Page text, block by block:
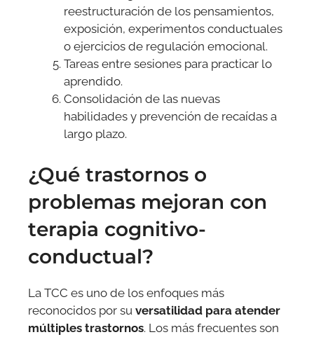
reestructuración de los pensamientos,
exposición, experimentos conductuales
o ejercicios de regulación emocional.
Tareas entre sesiones para practicar lo
aprendido.
Consolidación de las nuevas
habilidades y prevención de recaídas a
largo plazo.
¿Qué trastornos o
problemas mejoran con
terapia cognitivo-
conductual?
La TCC es uno de los enfoques más
reconocidos por su versatilidad para atender
múltiples trastornos. Los más frecuentes son